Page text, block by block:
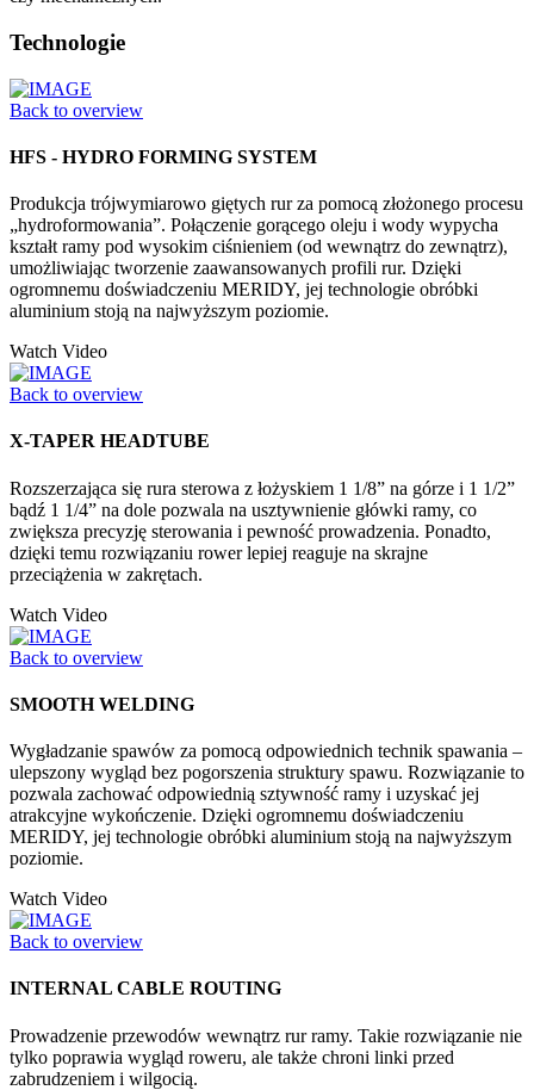
Technologie
Back to overview
HFS - HYDRO FORMING SYSTEM
Produkcja trójwymiarowo giętych rur za pomocą złożonego procesu
„hydroformowania”. Połączenie gorącego oleju i wody wypycha
kształt ramy pod wysokim ciśnieniem (od wewnątrz do zewnątrz),
umożliwiając tworzenie zaawansowanych profili rur. Dzięki
ogromnemu doświadczeniu MERIDY, jej technologie obróbki
aluminium stoją na najwyższym poziomie.
Watch Video
Back to overview
X-TAPER HEADTUBE
Rozszerzająca się rura sterowa z łożyskiem 1 1/8” na górze i 1 1/2”
bądź 1 1/4” na dole pozwala na usztywnienie główki ramy, co
zwiększa precyzję sterowania i pewność prowadzenia. Ponadto,
dzięki temu rozwiązaniu rower lepiej reaguje na skrajne
przeciążenia w zakrętach.
Watch Video
Back to overview
SMOOTH WELDING
Wygładzanie spawów za pomocą odpowiednich technik spawania –
ulepszony wygląd bez pogorszenia struktury spawu. Rozwiązanie to
pozwala zachować odpowiednią sztywność ramy i uzyskać jej
atrakcyjne wykończenie. Dzięki ogromnemu doświadczeniu
MERIDY, jej technologie obróbki aluminium stoją na najwyższym
poziomie.
Watch Video
Back to overview
INTERNAL CABLE ROUTING
Prowadzenie przewodów wewnątrz rur ramy. Takie rozwiązanie nie
tylko poprawia wygląd roweru, ale także chroni linki przed
zabrudzeniem i wilgocią.